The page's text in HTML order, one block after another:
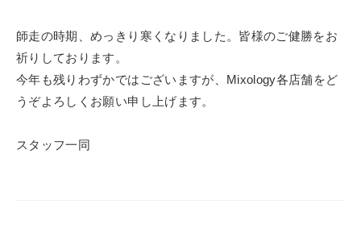
師走の時期、めっきり寒くなりました。皆様のご健勝をお
祈りしております。
今年も残りわずかではございますが、Mixology各店舗をど
うぞよろしくお願い申し上げます。
スタッフ一同